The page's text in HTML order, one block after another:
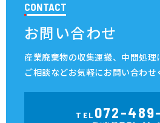
CONTACT
お問い合わせ
産業廃棄物の収集運搬、中間処理
ご相談などお気軽にお問い合わせ
TEL 072-